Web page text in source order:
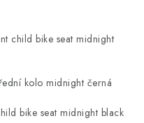
kolo midnight černá